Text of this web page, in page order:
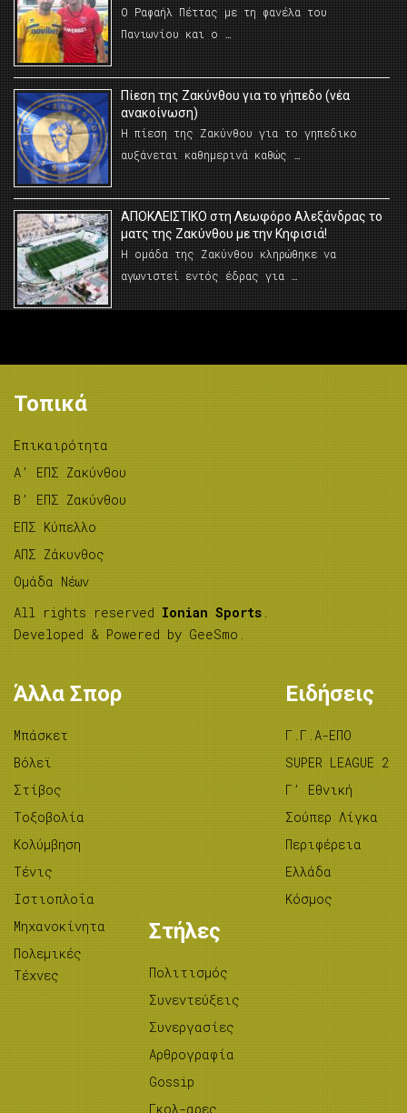
Ο Ραφαήλ Πέττας με τη φανέλα του
Πανιωνίου και ο …
Πίεση της Ζακύνθου για το γήπεδο (νέα
ανακοίνωση)
Η πίεση της Ζακύνθου για το γηπεδικο
αυξάνεται καθημερινά καθώς …
AΠΟΚΛΕΙΣΤΙΚΟ στη Λεωφόρο Αλεξάνδρας το
ματς της Ζακύνθου με την Κηφισιά!
Η ομάδα της Ζακύνθου κληρώθηκε να
αγωνιστεί εντός έδρας για …
Τοπικά
Επικαιρότητα
A’ ΕΠΣ Ζακύνθου
B’ ΕΠΣ Ζακύνθου
ΕΠΣ Κύπελλο
ΑΠΣ Ζάκυνθος
Ομάδα Νέων
All rights reserved Ionian Sports .
Developed & Powered by GeeSmo .
Άλλα Σπορ
Μπάσκετ
Βόλεϊ
Στίβος
Tοξοβολία
Κολύμβηση
Τένις
Ιστιοπλοΐα
Μηχανοκίνητα
Πολεμικές
Τέχνες
Ειδήσεις
Γ.Γ.Α-ΕΠΟ
SUPER LEAGUE 2
Γ’ Εθνική
Σούπερ Λίγκα
Περιφέρεια
Ελλάδα
Κόσμος
Στήλες
Πολιτισμός
Συνεντεύξεις
Συνεργασίες
Αρθρογραφία
Gossip
Γκολ-αρες